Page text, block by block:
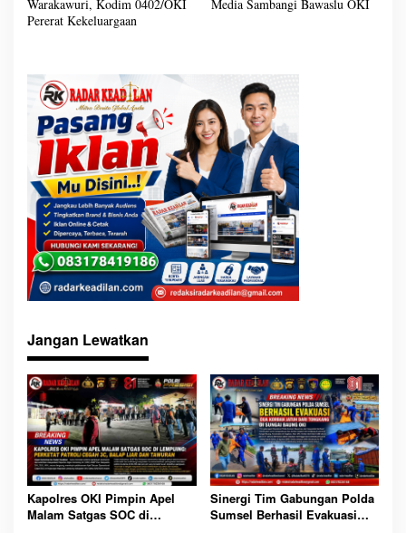
i
g
a
o
Warakawuri, Kodim 0402/OKI
Pererat Kekeluargaan
Media Sambangi Bawaslu OKI
Jangan Lewatkan
Kapolres OKI Pimpin Apel
Malam Satgas SOC di
Sinergi Tim Gabungan Polda
Sumsel Berhasil Evakuasi